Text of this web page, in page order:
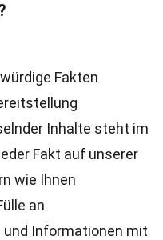
Fakten
Inhalte steht im
Fakt auf unserer
wie Ihnen
an
Informationen mit